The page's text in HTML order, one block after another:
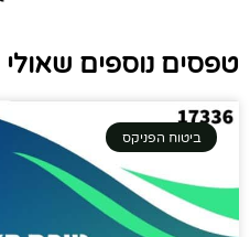
טפסים נוספים
ביטוח הפניקס